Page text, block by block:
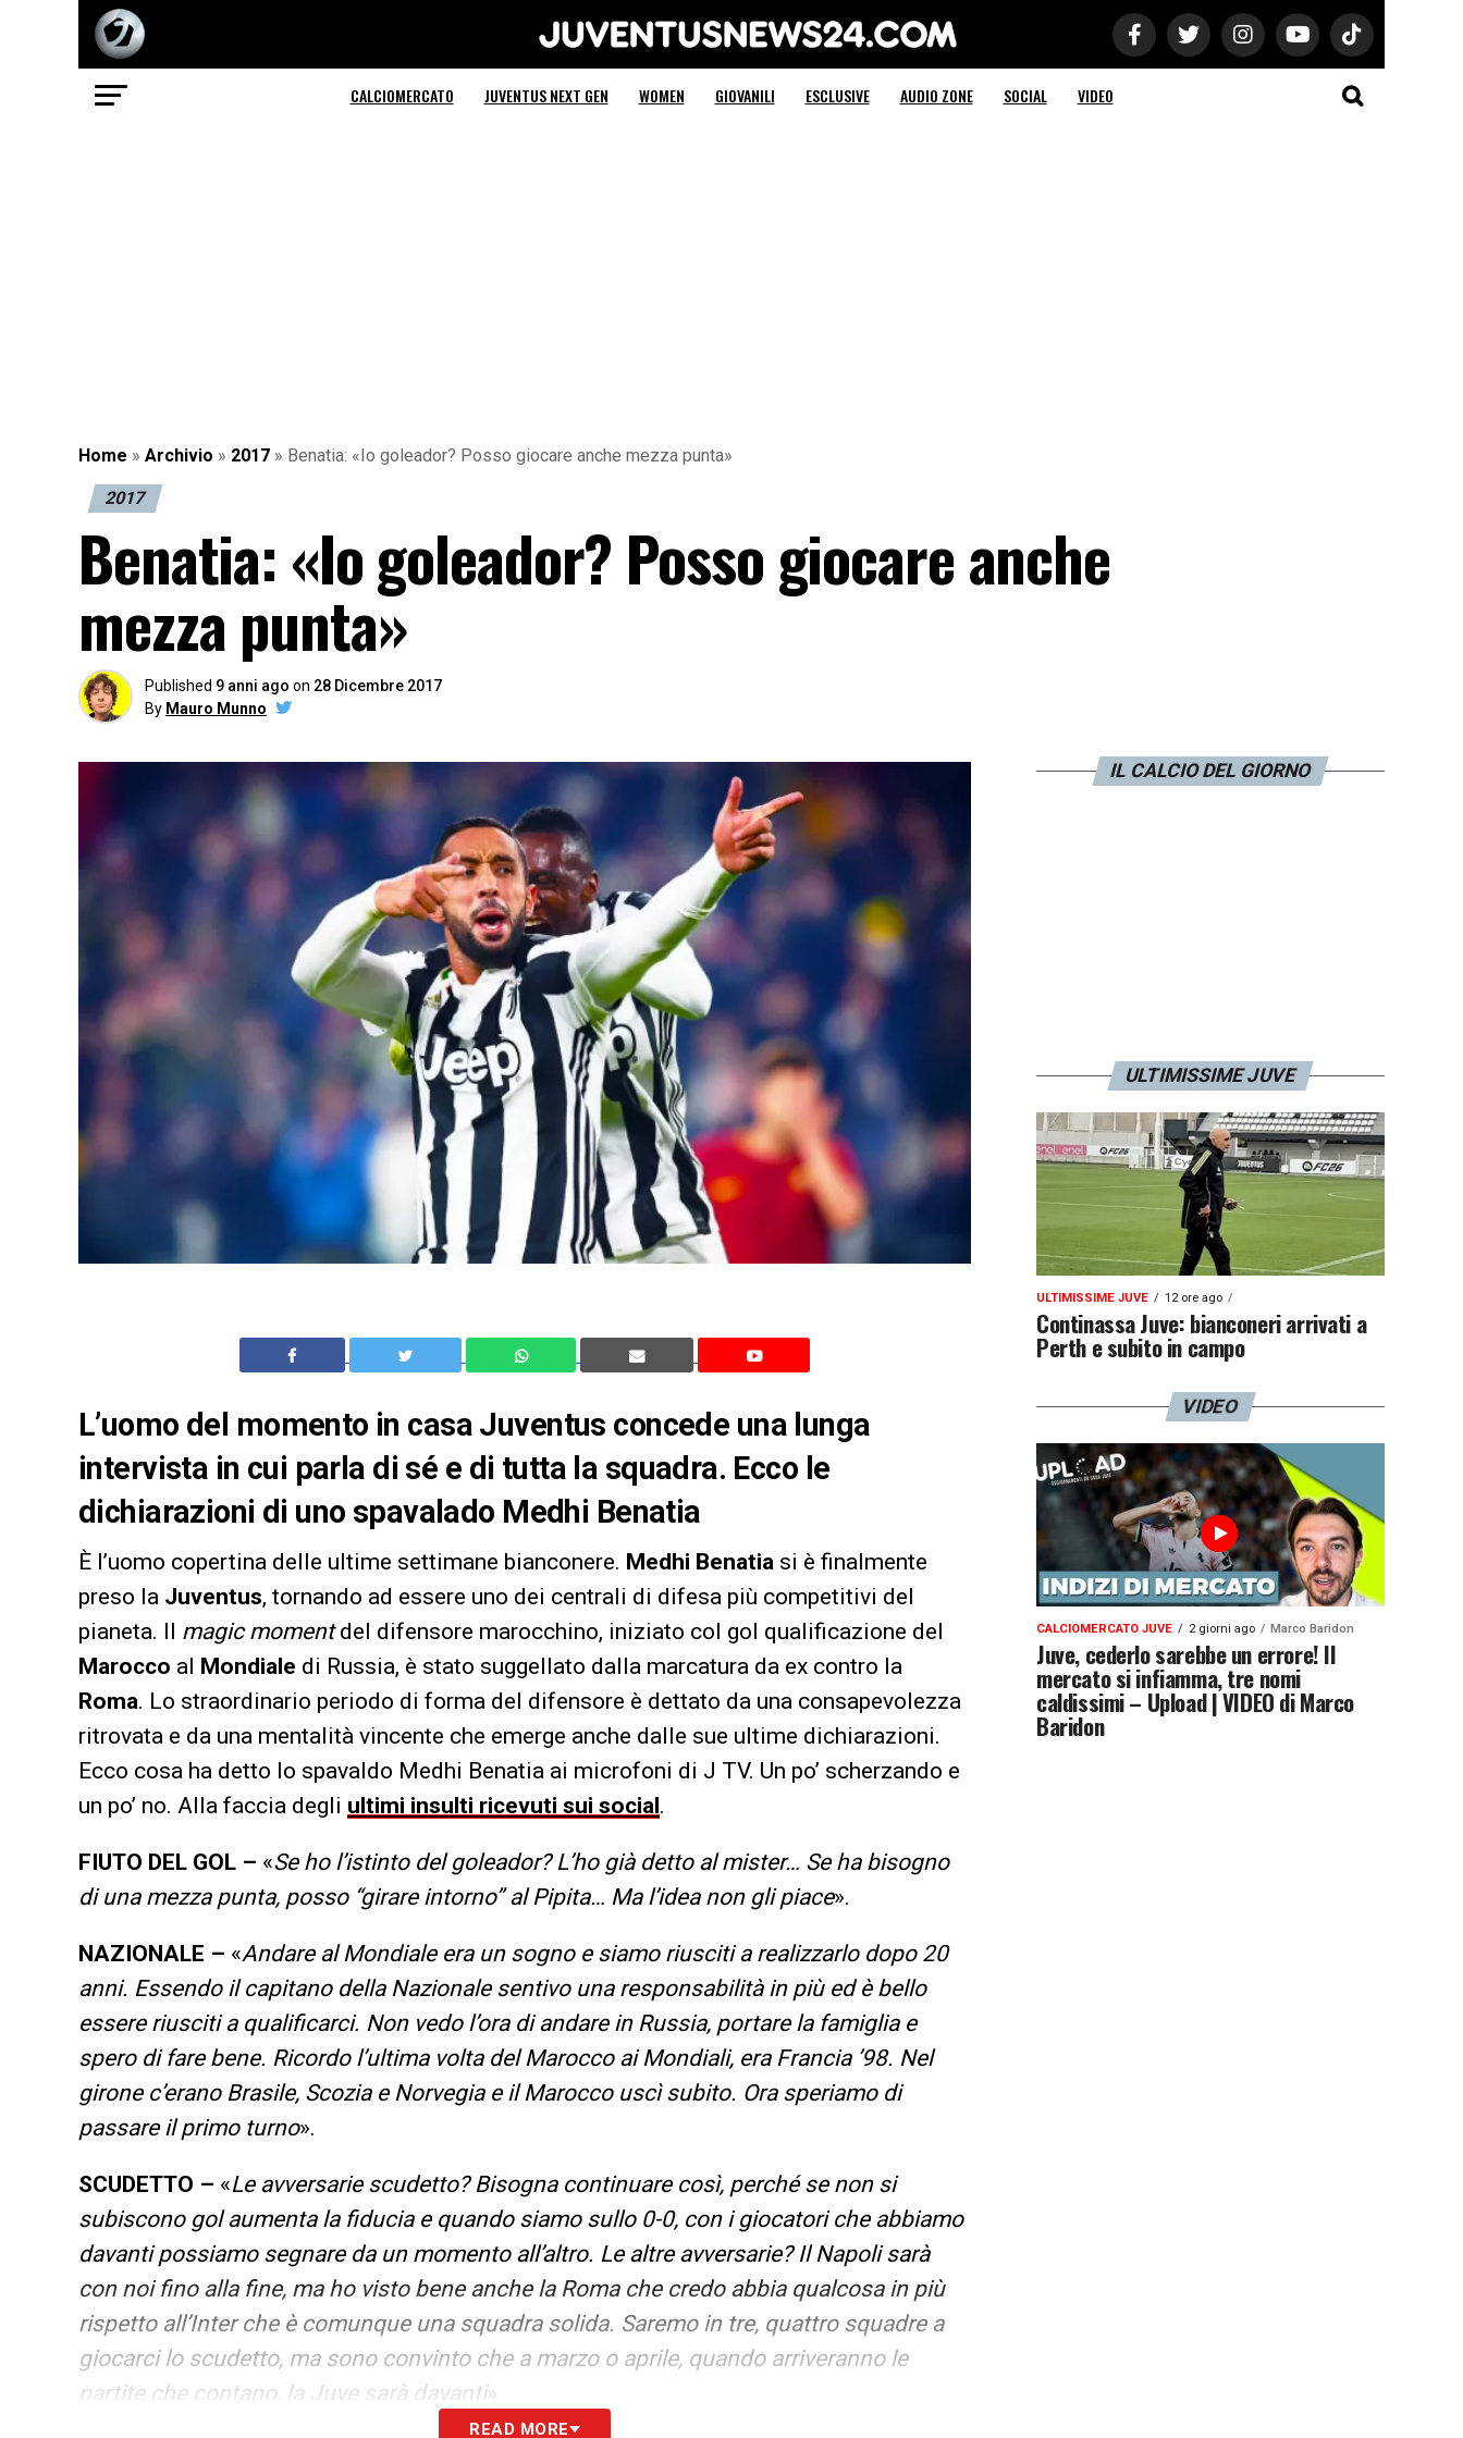
Juventus News 24
CALCIOMERCATO JUVENTUS NEXT GEN WOMEN GIOVANILI ESCLUSIVE AUDIO ZONE SOCIAL VIDEO
Home » Archivio » 2017 » Benatia: «Io goleador? Posso giocare anche mezza punta»
2017
Benatia: «Io goleador? Posso giocare anche
mezza punta»
Published 9 anni ago on 28 Dicembre 2017
By Mauro Munno
L’uomo del momento in casa Juventus concede una lunga
intervista in cui parla di sé e di tutta la squadra. Ecco le
dichiarazioni di uno spavalado Medhi Benatia
È l’uomo copertina delle ultime settimane bianconere. Medhi Benatia si è finalmente
preso la Juventus, tornando ad essere uno dei centrali di difesa più competitivi del
pianeta. Il magic momentdel difensore marocchino, iniziato col gol qualificazione del
Marocco al Mondiale di Russia, è stato suggellato dalla marcatura da ex contro la
Roma. Lo straordinario periodo di forma del difensore è dettato da una consapevolezza
ritrovata e da una mentalità vincente che emerge anche dalle sue ultime dichiarazioni.
Ecco cosa ha detto lo spavaldo Medhi Benatia ai microfoni di J TV. Un po’ scherzando e
un po’ no. Alla faccia degli ultimi insulti ricevuti sui social.
FIUTO DEL GOL – «Se ho l’istinto del goleador? L’ho già detto al mister… Se ha bisogno
di una mezza punta, posso “girare intorno” al Pipita… Ma l’idea non gli piace».
NAZIONALE – «Andare al Mondiale era un sogno e siamo riusciti a realizzarlo dopo 20
anni. Essendo il capitano della Nazionale sentivo una responsabilità in più ed è bello
essere riusciti a qualificarci. Non vedo l’ora di andare in Russia, portare la famiglia e
spero di fare bene. Ricordo l’ultima volta del Marocco ai Mondiali, era Francia ’98. Nel
girone c’erano Brasile, Scozia e Norvegia e il Marocco uscì subito. Ora speriamo di
passare il primo turno».
SCUDETTO – «Le avversarie scudetto? Bisogna continuare così, perché se non si
subiscono gol aumenta la fiducia e quando siamo sullo 0-0, con i giocatori che abbiamo
davanti possiamo segnare da un momento all’altro. Le altre avversarie? Il Napoli sarà
con noi fino alla fine, ma ho visto bene anche la Roma che credo abbia qualcosa in più
rispetto all’Inter che è comunque una squadra solida. Saremo in tre, quattro squadre a
giocarci lo scudetto, ma sono convinto che a marzo o aprile, quando arriveranno le
partite che contano, la Juve sarà davanti».
READ MORE
IL CALCIO DEL GIORNO
ULTIMISSIME JUVE
ULTIMISSIME JUVE 12 ore ago
Continassa Juve: bianconeri arrivati a
Perth e subito in campo
VIDEO
CALCIOMERCATO JUVE 2 giorni ago Marco Baridon
Juve, cederlo sarebbe un errore! Il
mercato si infiamma, tre nomi
caldissimi – Upload | VIDEO di Marco
Baridon